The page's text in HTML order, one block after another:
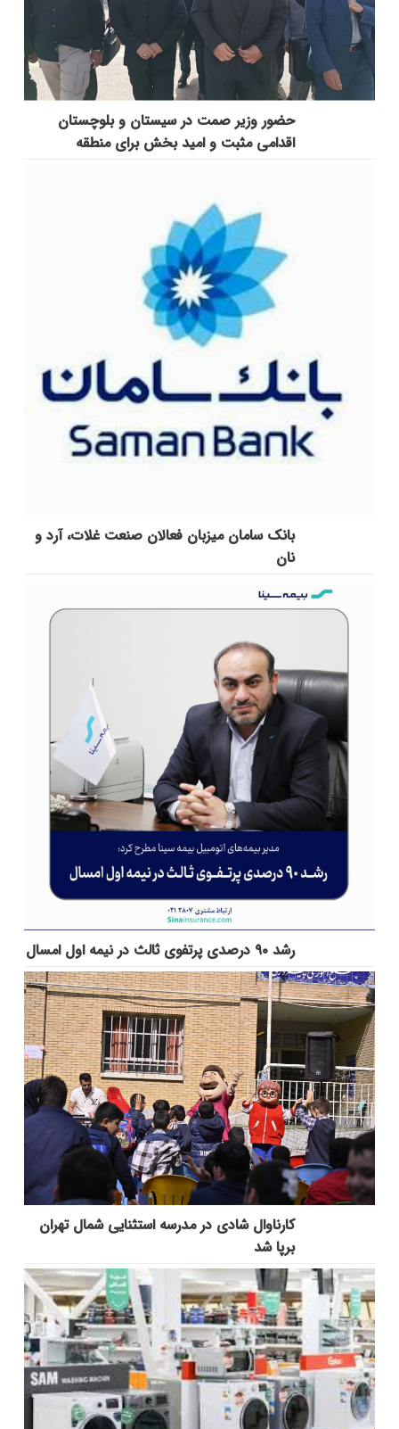
حضور وزیر صمت در سیستان و بلوچستان
اقدامی مثبت و امید بخش برای منطقه
بانک سامان میزبان فعالان صنعت غلات، آرد و
نان
رشد ۹۰ درصدی پرتفوی ثالث در نیمه اول امسال
کارناوال شادی در مدرسه استثنایی شمال تهران
برپا شد